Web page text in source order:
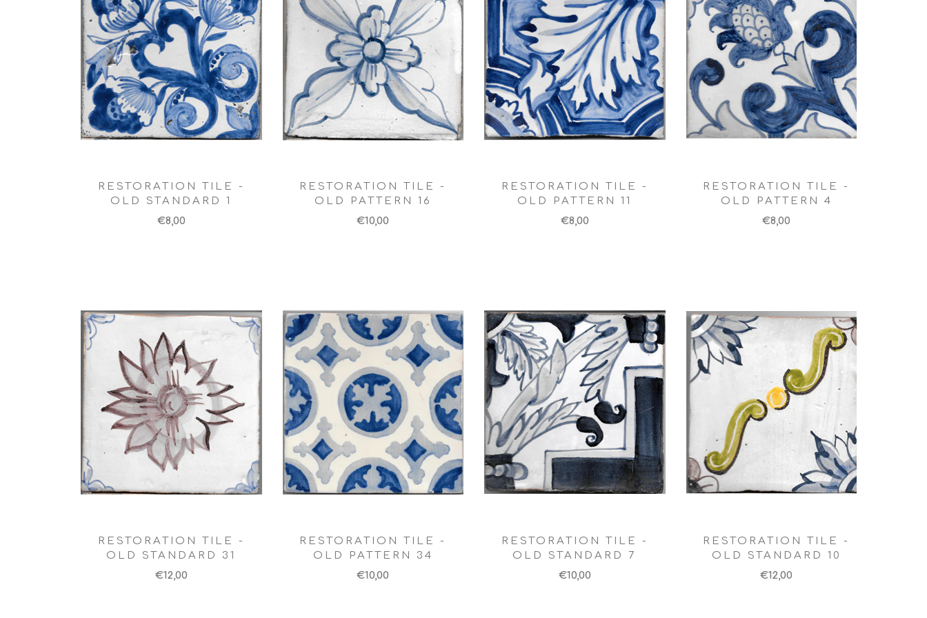
RESTORATION TILE -
OLD STANDARD 1
€8,00
RESTORATION TILE -
OLD PATTERN 16
€10,00
RESTORATION TILE -
OLD PATTERN 11
€8,00
RESTORATION TILE -
OLD PATTERN 4
€8,00
RESTORATION TILE -
OLD STANDARD 31
€12,00
RESTORATION TILE -
OLD PATTERN 34
€10,00
RESTORATION TILE -
OLD STANDARD 7
€10,00
RESTORATION TILE -
OLD STANDARD 10
€12,00